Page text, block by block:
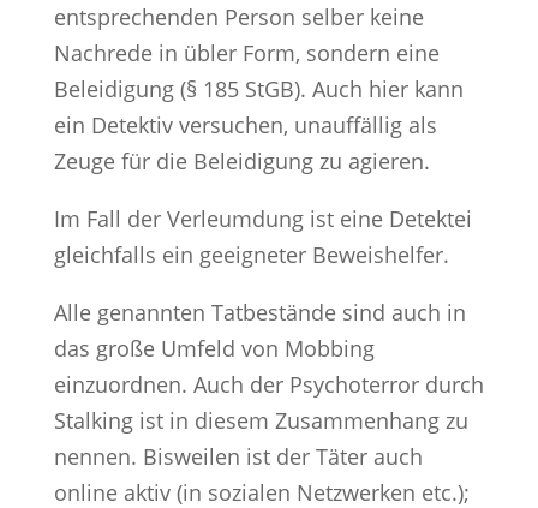
entsprechenden Person selber keine
Nachrede in übler Form, sondern eine
Beleidigung (§ 185 StGB). Auch hier kann
ein Detektiv versuchen, unauffällig als
Zeuge für die Beleidigung zu agieren.
Im Fall der Verleumdung ist eine Detektei
gleichfalls ein geeigneter Beweishelfer.
Alle genannten Tatbestände sind auch in
das große Umfeld von Mobbing
einzuordnen. Auch der Psychoterror durch
Stalking ist in diesem Zusammenhang zu
nennen. Bisweilen ist der Täter auch
online aktiv (in sozialen Netzwerken etc.);